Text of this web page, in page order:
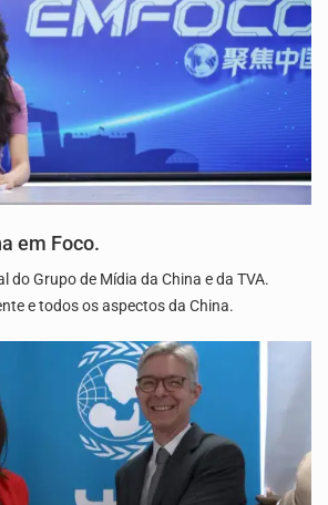
em Foco.
do Grupo de Mídia da China e da TVA.
e todos os aspectos da China.